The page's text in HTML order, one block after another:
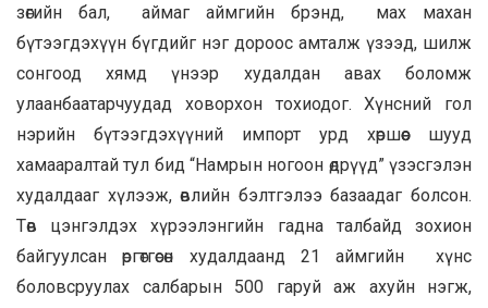
зөгийн бал, аймаг аймгийн брэнд, мах махан
бүтээгдэхүүн бүгдийг нэг дороос амталж үзээд, шилж
сонгоод хямд үнээр худалдан авах боломж
улаанбаатарчуудад ховорхон тохиодог. Хүнсний гол
нэрийн бүтээгдэхүүний импорт урд хөршөөс шууд
хамааралтай тул бид “Намрын ногоон өдрүүд” үзэсгэлэн
худалдааг хүлээж, өвлийн бэлтгэлээ базаадаг болсон.
Төв цэнгэлдэх хүрээлэнгийн гадна талбайд зохион
байгуулсан өргөтгөсөн худалдаанд 21 аймгийн хүнс
боловсруулах салбарын 500 гаруй аж ахуйн нэгж,